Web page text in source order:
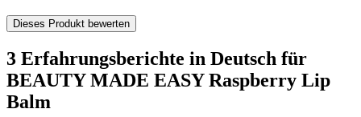
Dieses Produkt bewerten
3 Erfahrungsberichte in Deutsch für
BEAUTY MADE EASY Raspberry Lip
Balm